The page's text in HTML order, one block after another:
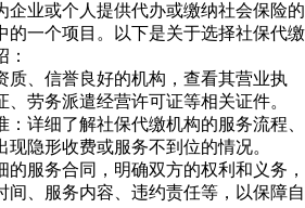
企业或个人提供代办或缴纳社会保险的
的一个项目。以下是关于选择社保代缴
质、信誉良好的机构，查看其营业执
、劳务派遣经营许可证等相关证件。
详细了解社保代缴机构的服务流程、
隐形收费或服务不到位的情况。
服务合同，明确双方的权利和义务，
间、服务内容、违约责任等，以保障自